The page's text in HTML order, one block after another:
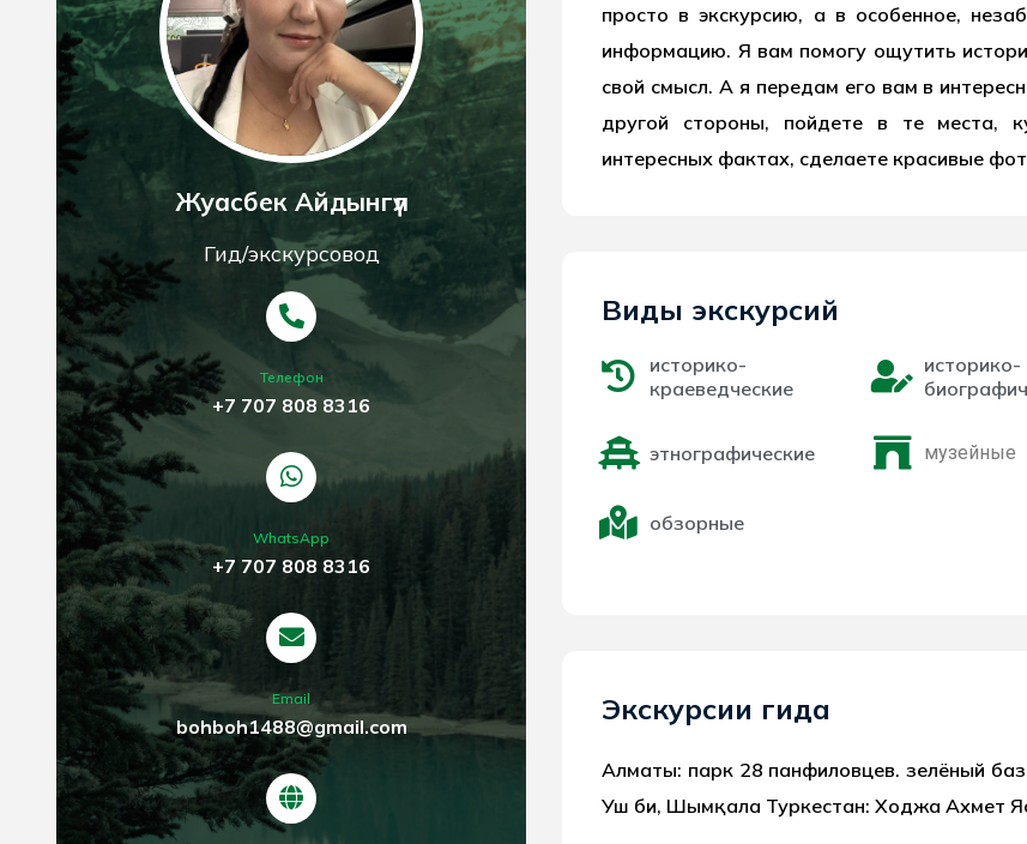
Жуасбек Айдынгүл
Гид/экскурсовод
Телефон
+7 707 808 8316
WhatsApp
+7 707 808 8316
Email
bohboh1488@gmail.com
просто в экскурсию, а в особенное,
информацию. Я вам помогу ощутить
свой смысл. А я передам его вам в
другой стороны, пойдете в те места,
интересных фактах, сделаете красивые
Виды экскурсий
историко-
краеведческие
историко-
этнографические музейные
обзорные
Экскурсии гида
Алматы: парк 28 панфиловцев. зелёный
Уш би, Шымқала Туркестан: Ходжа Ахмет